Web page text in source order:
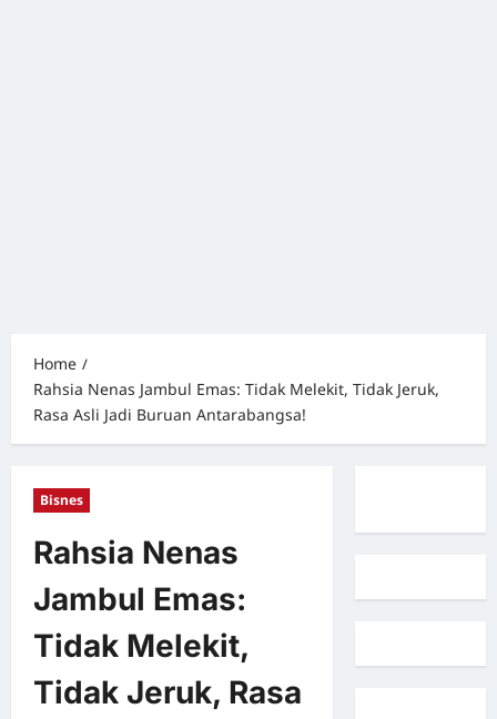
Home
Rahsia Nenas Jambul Emas: Tidak Melekit, Tidak Jeruk,
Rasa Asli Jadi Buruan Antarabangsa!
Bisnes
Rahsia Nenas
Jambul Emas:
Tidak Melekit,
Tidak Jeruk, Rasa